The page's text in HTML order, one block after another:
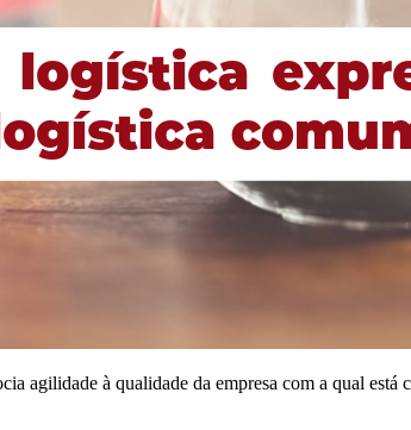
agilidade à qualidade da empresa com a qual